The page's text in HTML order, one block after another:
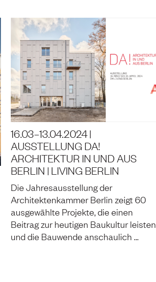
16.03–13.04.2024 |
AUSSTELLUNG DA!
ARCHITEKTUR IN UND AUS
BERLIN | LIVING BERLIN
Die Jahresausstellung der
Architektenkammer Berlin zeigt 60
ausgewählte Projekte, die einen
Beitrag zur heutigen Baukultur leisten
und die Bauwende anschaulich …